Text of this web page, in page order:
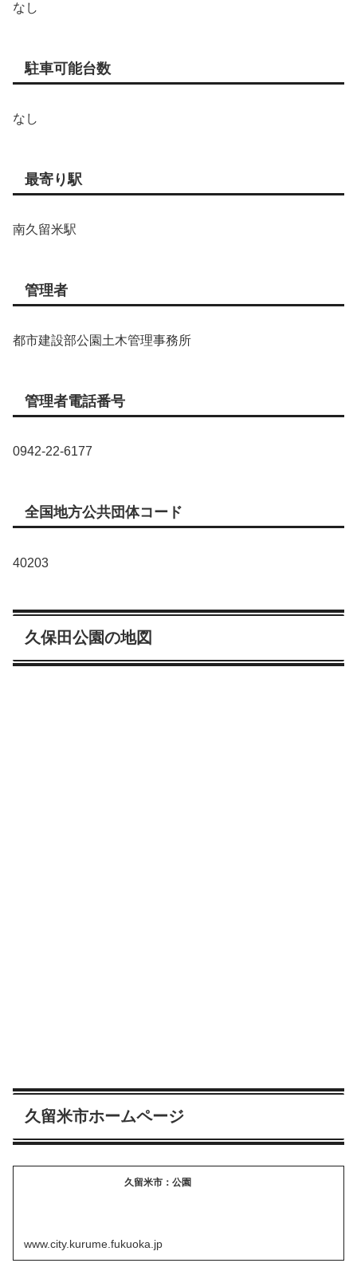
なし
駐車可能台数
なし
最寄り駅
南久留米駅
管理者
都市建設部公園土木管理事務所
管理者電話番号
0942-22-6177
全国地方公共団体コード
40203
久保田公園の地図
久留米市ホームページ
久留米市：公園
www.city.kurume.fukuoka.jp